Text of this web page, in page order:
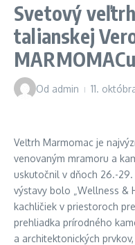
Svetový
talianskej
MARMOMACu
Od admin 11.
Veľtrh Marmomac je
venovaným mramoru a
uskutočnil v dňoch 26.-
výstavy bolo „Wellness &
kachličiek v priestoroch
prehliadka prírodného
a architektonických